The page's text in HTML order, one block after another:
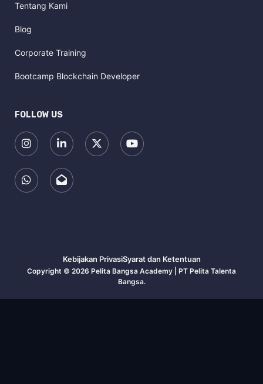
Tentang Kami
Blog
Corporate Training
Bootcamp Blockchain Developer
FOLLOW US
Copyright © 2026 Pelita Bangsa Academy | PT Pelita Talenta
Bangsa.
Kebijakan PrivasiSyarat dan Ketentuan